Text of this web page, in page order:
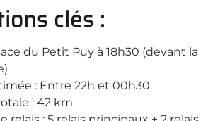
clés :
du Petit Puy à 18h30 (devant la
: Entre 22h et 00h30
: 42 km